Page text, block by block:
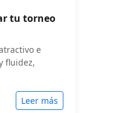
tu torneo
e
fluidez,
Leer más